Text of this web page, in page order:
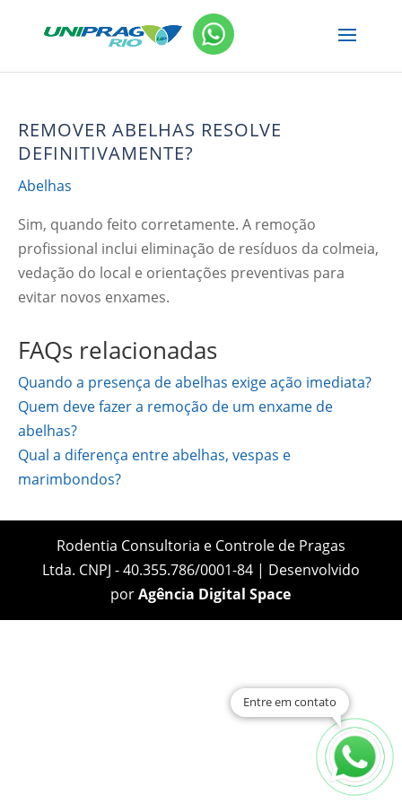
REMOVER ABELHAS RESOLVE
DEFINITIVAMENTE?
Abelhas
Sim, quando feito corretamente. A remoção
profissional inclui eliminação de resíduos da colmeia,
vedação do local e orientações preventivas para
evitar novos enxames.
FAQs relacionadas
Quando a presença de abelhas exige ação imediata?
Quem deve fazer a remoção de um enxame de
abelhas?
Qual a diferença entre abelhas, vespas e
marimbondos?
Rodentia Consultoria e Controle de Pragas
Ltda. CNPJ - 40.355.786/0001-84 | Desenvolvido
porAgência Digital Space
Entre em contato